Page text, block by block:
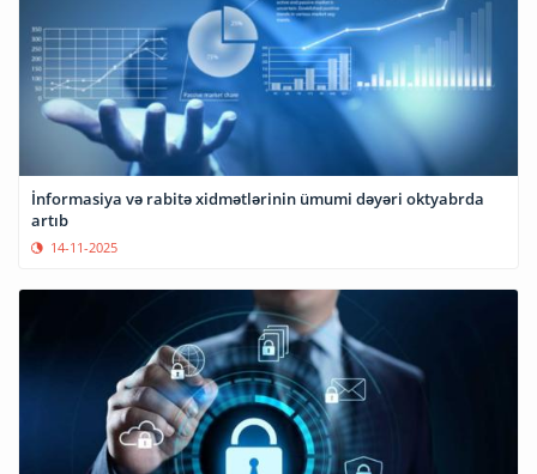
İnformasiya və rabitə xidmətlərinin ümumi dəyəri oktyabrda
artıb
14-11-2025